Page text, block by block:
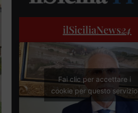
ilSiciliaNews24
Fai clic per accettare i
cookie per questo servizio